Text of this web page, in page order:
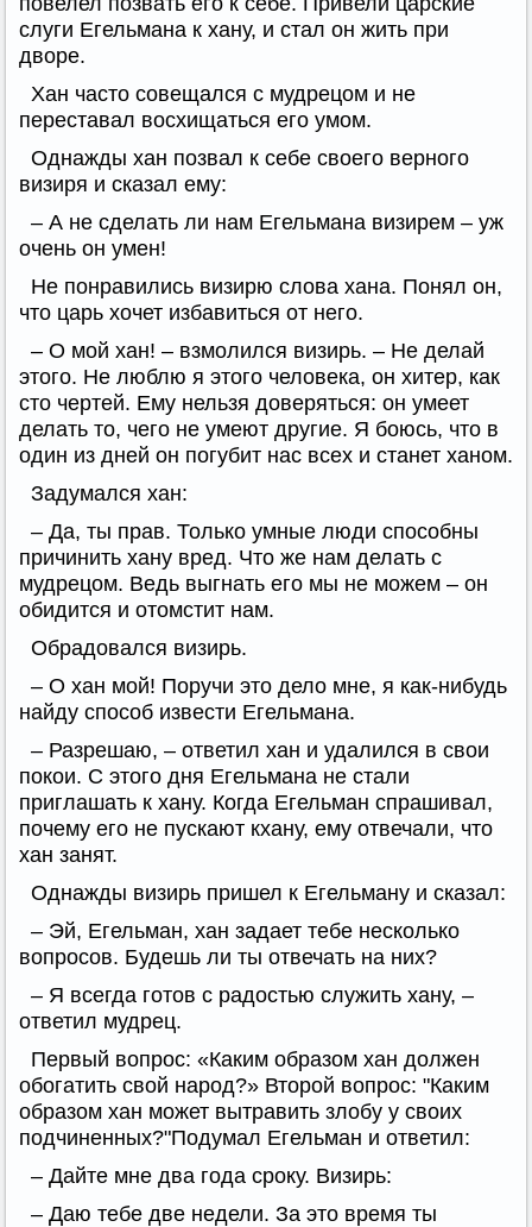
слуги Егельмана к хану, и стал он жить при
дворе.
Хан часто совещался с мудрецом и не
переставал восхищаться его умом.
Однажды хан позвал к себе своего верного
визиря и сказал ему:
– А не сделать ли нам Егельмана визирем – уж
очень он умен!
Не понравились визирю слова хана. Понял он,
что царь хочет избавиться от него.
– О мой хан! – взмолился визирь. – Не делай
этого. Не люблю я этого человека, он хитер, как
сто чертей. Ему нельзя доверяться: он умеет
делать то, чего не умеют другие. Я боюсь, что в
один из дней он погубит нас всех и станет ханом.
Задумался хан:
– Да, ты прав. Только умные люди способны
причинить хану вред. Что же нам делать с
мудрецом. Ведь выгнать его мы не можем – он
обидится и отомстит нам.
Обрадовался визирь.
– О хан мой! Поручи это дело мне, я как-нибудь
найду способ извести Егельмана.
– Разрешаю, – ответил хан и удалился в свои
покои. С этого дня Егельмана не стали
приглашать к хану. Когда Егельман спрашивал,
почему его не пускают кхану, ему отвечали, что
хан занят.
Однажды визирь пришел к Егельману и сказал:
– Эй, Егельман, хан задает тебе несколько
вопросов. Будешь ли ты отвечать на них?
– Я всегда готов с радостью служить хану, –
ответил мудрец.
Первый вопрос: «Каким образом хан должен
обогатить свой народ?» Второй вопрос: "Каким
образом хан может вытравить злобу у своих
подчиненных?"Подумал Егельман и ответил:
– Дайте мне два года сроку. Визирь:
– Даю тебе две недели. За это время ты